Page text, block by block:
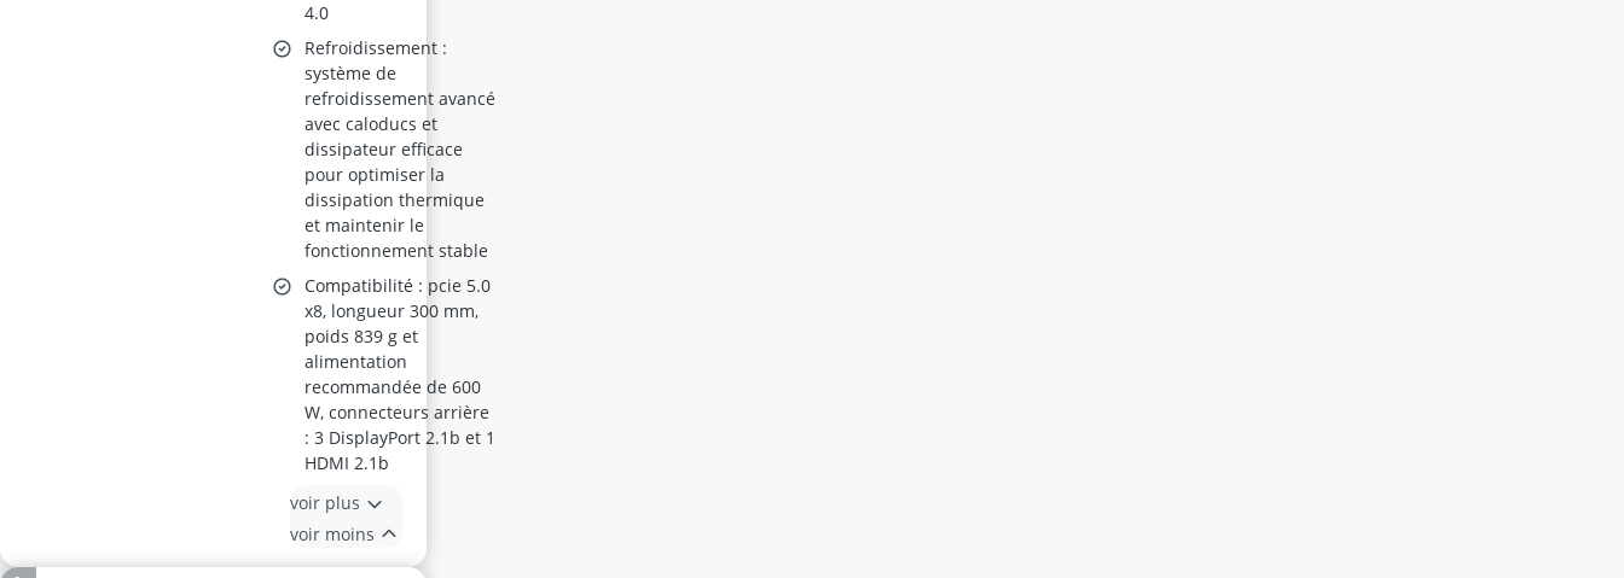
4.0
Refroidissement :
système de
refroidissement avancé
avec caloducs et
dissipateur efficace
pour optimiser la
dissipation thermique
et maintenir le
fonctionnement stable
Compatibilité : pcie 5.0
x8, longueur 300 mm,
poids 839 g et
alimentation
recommandée de 600
W, connecteurs arrière
: 3 DisplayPort 2.1b et 1
HDMI 2.1b
voir plus
voir moins